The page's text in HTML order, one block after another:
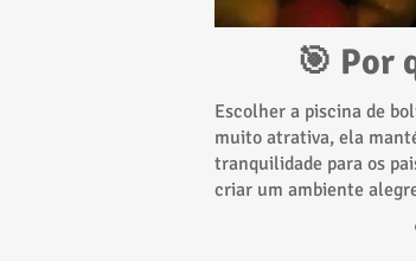
🎯 Por
Escolher a piscina de
muito atrativa, ela
tranquilidade para os
criar um ambiente